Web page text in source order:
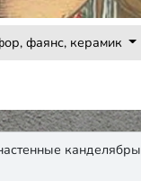
фаянс, керамик
канделябры